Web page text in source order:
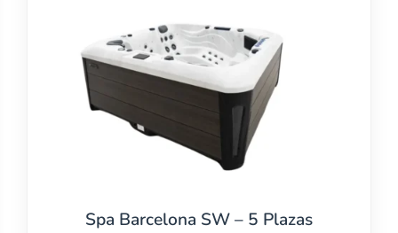
Spa Barcelona SW – 5 Plazas